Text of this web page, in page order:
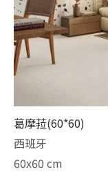
葛摩菈(60*60)
西班牙
60x60 cm